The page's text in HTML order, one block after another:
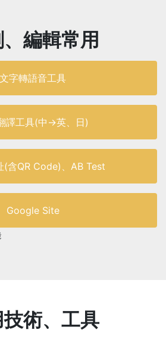
編輯常用
文字轉語音工具
譯工具(中->英、日)
(含QR Code)、AB Test
Google Site
術、工具